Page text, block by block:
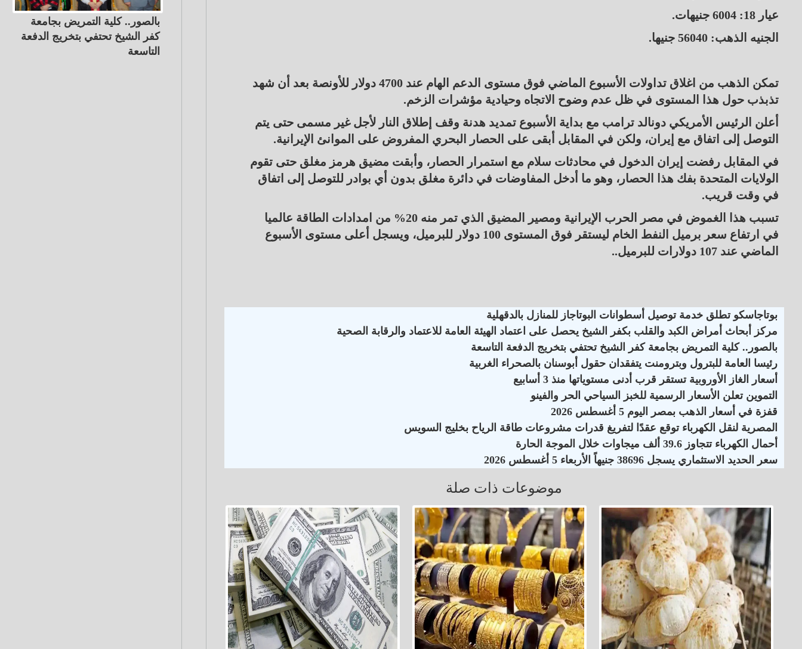
عيار 18: 6004 جنيهات.
الجنيه الذهب: 56040 جنيها.
تمكن الذهب من اغلاق تداولات الأسبوع الماضي فوق مستوى الدعم الهام عند 4700 دولار للأونصة بعد أن شهد
تذبذب حول هذا المستوى في ظل عدم وضوح الاتجاه وحيادية مؤشرات الزخم.
أعلن الرئيس الأمريكي دونالد ترامب مع بداية الأسبوع تمديد هدنة وقف إطلاق النار لأجل غير مسمى حتى يتم
التوصل إلى اتفاق مع إيران، ولكن في المقابل أبقى على الحصار البحري المفروض على الموانئ الإيرانية.
في المقابل رفضت إيران الدخول في محادثات سلام مع استمرار الحصار، وأبقت مضيق هرمز مغلق حتى تقوم
الولايات المتحدة بفك هذا الحصار، وهو ما أدخل المفاوضات في دائرة مغلق بدون أي بوادر للتوصل إلى اتفاق
في وقت قريب.
تسبب هذا الغموض في مصر الحرب الإيرانية ومصير المضيق الذي تمر منه 20% من امدادات الطاقة عالميا
في ارتفاع سعر برميل النفط الخام ليستقر فوق المستوى 100 دولار للبرميل، ويسجل أعلى مستوى الأسبوع
الماضي عند 107 دولارات للبرميل..
بوتاجاسكو تطلق خدمة توصيل أسطوانات البوتاجاز للمنازل بالدقهلية
مركز أبحاث أمراض الكبد والقلب بكفر الشيخ يحصل على اعتماد الهيئة العامة للاعتماد والرقابة الصحية
بالصور.. كلية التمريض بجامعة كفر الشيخ تحتفي بتخريج الدفعة التاسعة
رئيسا العامة للبترول وبترومنت يتفقدان حقول أبوسنان بالصحراء الغربية
أسعار الغاز الأوروبية تستقر قرب أدنى مستوياتها منذ 3 أسابيع
التموين تعلن الأسعار الرسمية للخبز السياحي الحر والفينو
قفزة في أسعار الذهب بمصر اليوم 5 أغسطس 2026
المصرية لنقل الكهرباء توقع عقدًا لتفريغ قدرات مشروعات طاقة الرياح بخليج السويس
أحمال الكهرباء تتجاوز 39.6 ألف ميجاوات خلال الموجة الحارة
سعر الحديد الاستثماري يسجل 38696 جنيهاً الأربعاء 5 أغسطس 2026
موضوعات ذات صلة
بالصور.. كلية التمريض بجامعة
كفر الشيخ تحتفي بتخريج الدفعة
التاسعة